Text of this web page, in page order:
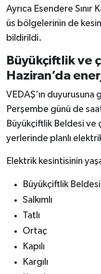
Ayrıca Esendere Sınır
üs bölgelerinin de
bildirildi.
Büyükçiftlik ve
Haziran’da
VEDAŞ’ın
Perşembe günü de
Büyükçiftlik Beldesi
yerlerinde planlı
Elektrik kesintisinin
Büyükçiftlik Beldesi
Salkımlı
Tatlı
Ortaç
Kapılı
Kargılı